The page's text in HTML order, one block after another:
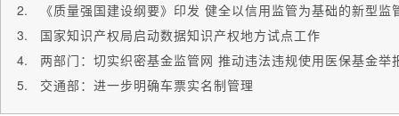
《质量强国建设纲要》印发 健全以信用监管为基础的新型监
国家知识产权局启动数据知识产权地方试点工作
两部门：切实织密基金监管网 推动违法违规使用医保基金举
交通部：进一步明确车票实名制管理